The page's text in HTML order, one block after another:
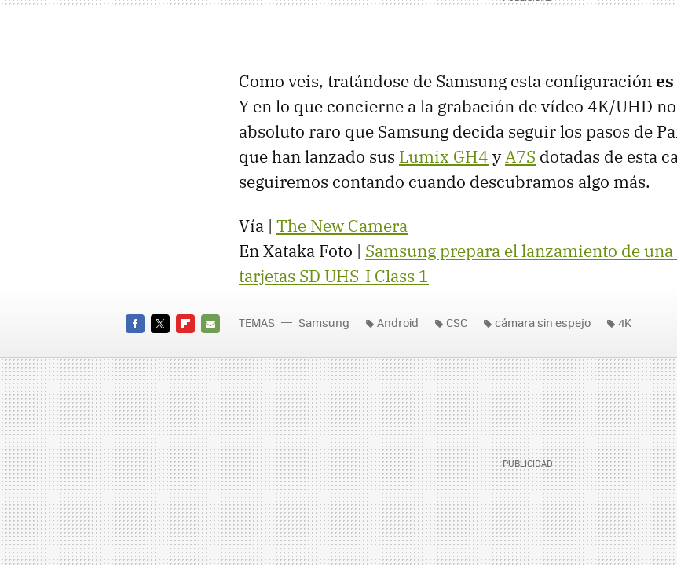
Como veis, tratándose de Samsung esta configuración
Y en lo que concierne a la grabación de vídeo 4K/UHD
absoluto raro que Samsung decida seguir los pasos de
que han lanzado sus Lumix GH4 yA7S dotadas de esta
seguiremos contando cuando descubramos algo más.
Vía | The New Camera
En Xataka Foto | Samsung prepara el lanzamiento de
tarjetas SD UHS-I Class 1
MAIL
TEMAS Samsung Android CSC cámara sin espejo 4K